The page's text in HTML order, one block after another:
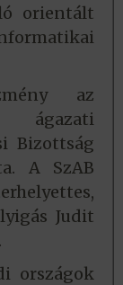
orientált
az
Bizottság
A SzAB
Judit
országok